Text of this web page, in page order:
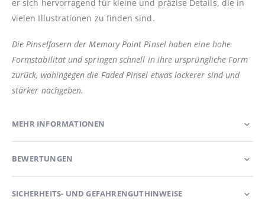
er sich hervorragend für kleine und präzise Details, die in
vielen Illustrationen zu finden sind.
Die Pinselfasern der Memory Point Pinsel haben eine hohe
Formstabilität und springen schnell in ihre ursprüngliche Form
zurück, wohingegen die Faded Pinsel etwas lockerer sind und
stärker nachgeben.
MEHR INFORMATIONEN
BEWERTUNGEN
SICHERHEITS- UND GEFAHRENGUTHINWEISE